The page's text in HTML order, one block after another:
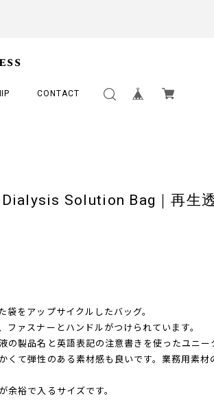
CONTACT
Solution Bag｜再生
袋をアップサイクルしたバッグ。
ファスナーとハンドルがつけられています。
の製品名と英語表記の注意書きを使ったユニー
くて弾性のある素材感も良いです。業務用素材
余裕で入るサイズです。